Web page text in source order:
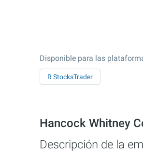
Disponible para las
R StocksTrader
Hancock Whitney
Descripción de la